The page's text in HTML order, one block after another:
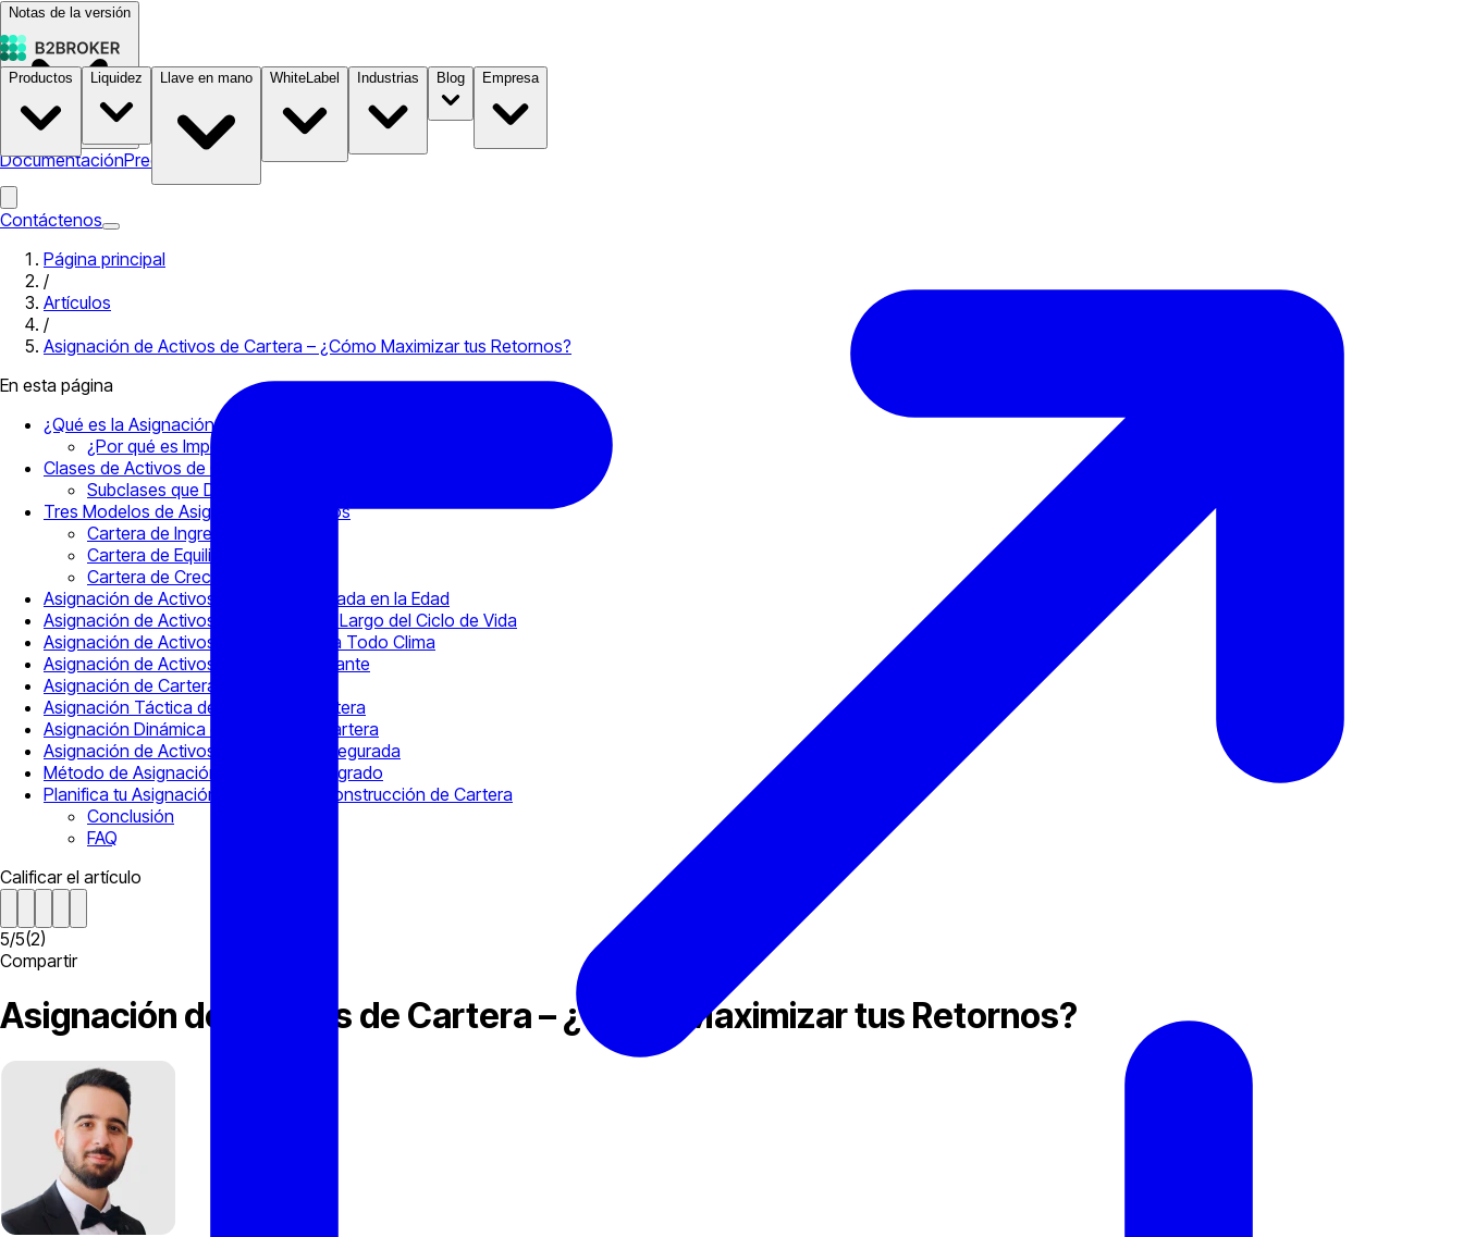
Notas de la versión
DocumentaciónPrecios
Productos Liquidez Llave en mano WhiteLabel Industrias Blog Empresa
Contáctenos
Página principal
/
Artículos
/
Asignación de Activos de Cartera – ¿Cómo Maximizar tus Retornos?
En esta página
¿Qué es la Asignación de Activos?
¿Por qué es Importante la Asignación de Activos de Cartera?
Clases de Activos de Cartera de Inversión
Subclases que Debes Conocer
Tres Modelos de Asignación de Activos
Cartera de Ingresos
Cartera de Equilibrio
Cartera de Crecimiento
Asignación de Activos de Cartera Basada en la Edad
Asignación de Activos de Cartera a lo Largo del Ciclo de Vida
Asignación de Activos de Cartera para Todo Clima
Asignación de Activos de Peso Constante
Asignación de Cartera Agresiva
Asignación Táctica de Activos de Cartera
Asignación Dinámica de Activos de Cartera
Asignación de Activos de Inversión Asegurada
Método de Asignación de Activos Integrado
Planifica tu Asignación de Activos y Construcción de Cartera
Conclusión
FAQ
Calificar el artículo
5/5(2)
Compartir
Asignación de Activos de Cartera – ¿Cómo Maximizar tus Retornos?